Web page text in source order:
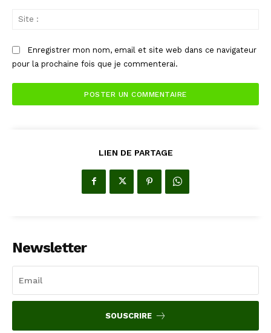
Enregistrer mon nom, email et site web dans ce navigateur
pour la prochaine fois que je commenterai.
LIEN DE PARTAGE
Newsletter
SOUSCRIRE